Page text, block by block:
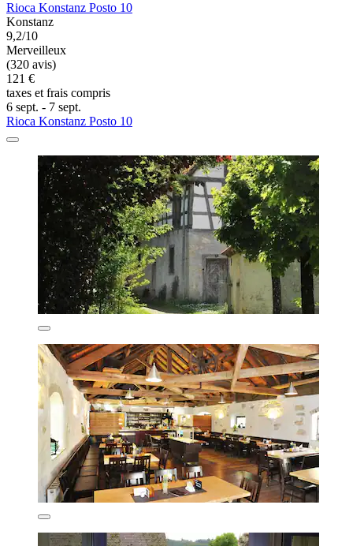
Rioca Konstanz Posto 10
Konstanz
9,2/10
Merveilleux
(320 avis)
121 €
taxes et frais compris
6 sept. - 7 sept.
Rioca Konstanz Posto 10